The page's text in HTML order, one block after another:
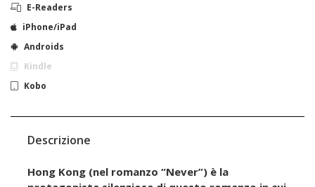
E-Readers
iPhone/iPad
Androids
Kindle
Kobo
Descrizione
Hong Kong (nel romanzo “Never”) è la